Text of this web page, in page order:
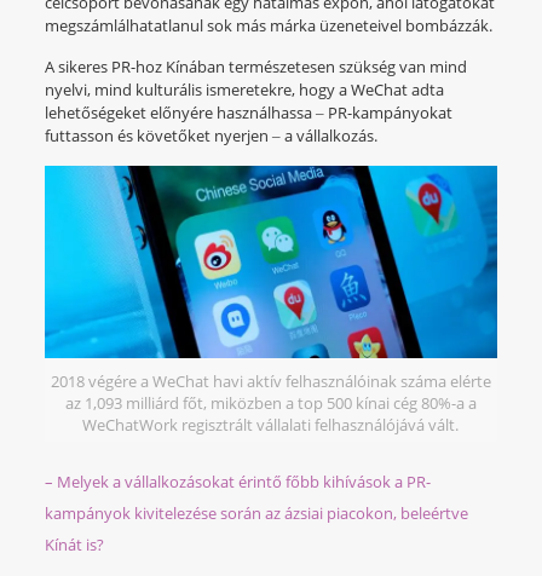
megszámlálhatatlanul sok más márka üzeneteivel bombázzák.
A sikeres PR-hoz Kínában természetesen szükség van mind
nyelvi, mind kulturális ismeretekre, hogy a WeChat adta
lehetőségeket előnyére használhassa ‒ PR-kampányokat
futtasson és követőket nyerjen ‒ a vállalkozás.
2018 végére a WeChat havi aktív felhasználóinak száma elérte
az 1,093 milliárd főt, miközben a top 500 kínai cég 80%-a a
WeChatWork regisztrált vállalati felhasználójává vált.
– Melyek a vállalkozásokat érintő főbb kihívások a PR-
kampányok kivitelezése során az ázsiai piacokon, beleértve
Kínát is?